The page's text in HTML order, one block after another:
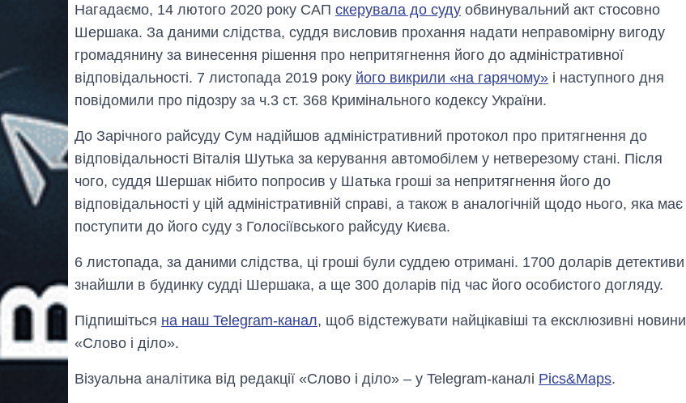
Нагадаємо, 14 лютого 2020 року САП скерувала до суду обвинувальний акт стосовно
Шершака. За даними слідства, суддя висловив прохання надати неправомірну вигоду
громадянину за винесення рішення про непритягнення його до адміністративної
відповідальності. 7 листопада 2019 року його викрили «на гарячому» і наступного дня
повідомили про підозру за ч.3 ст. 368 Кримінального кодексу України.
До Зарічного райсуду Сум надійшов адміністративний протокол про притягнення до
відповідальності Віталія Шутька за керування автомобілем у нетверезому стані. Після
чого, суддя Шершак нібито попросив у Шатька гроші за непритягнення його до
відповідальності у цій адміністративній справі, а також в аналогічній щодо нього, яка має
поступити до його суду з Голосіївського райсуду Києва.
6 листопада, за даними слідства, ці гроші були суддею отримані. 1700 доларів детективи
знайшли в будинку судді Шершака, а ще 300 доларів під час його особистого догляду.
Підпишіться на наш Telegram-канал, щоб відстежувати найцікавіші та ексклюзивні новини
«Слово і діло».
Візуальна аналітика від редакції «Слово і діло» – у Telegram-каналі Pics&Maps.